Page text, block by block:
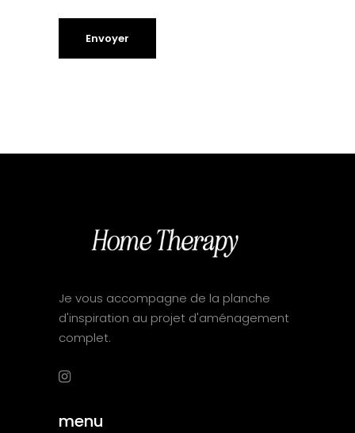
Je vous accompagne de la planche
d'inspiration au projet d'aménagement
complet.
menu